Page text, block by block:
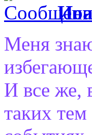
Меня
И все же,
таких